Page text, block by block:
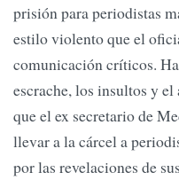
prisión para periodistas
estilo violento que el
comunicación críticos.
escrache, los insultos y
que el ex secretario de
llevar a la cárcel a
por las revelaciones de